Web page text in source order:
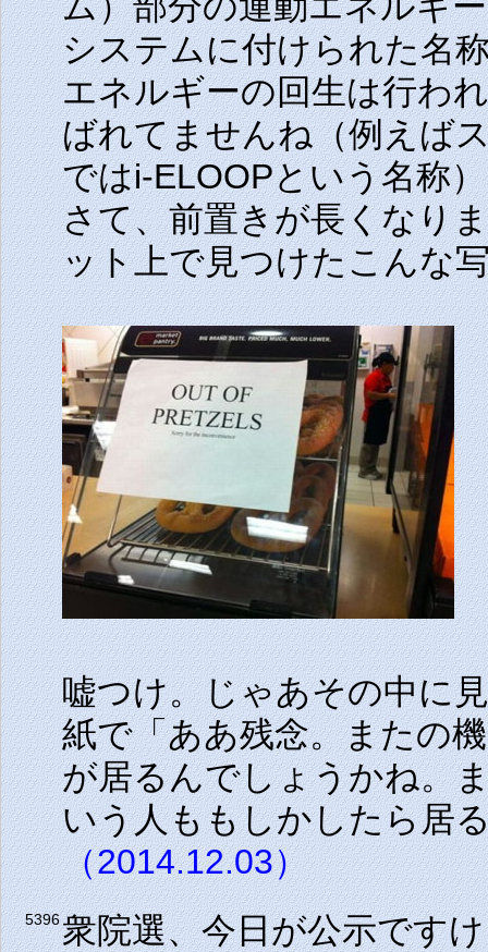
システムに付けられた名
エネルギーの回生は行わ
ばれてませんね（例えば
ではi-ELOOPという名称
さて、前置きが長くなり
ット上で見つけたこんな
嘘つけ。じゃあその中に
紙で「ああ残念。またの
が居るんでしょうかね。
いう人ももしかしたら居
（2014.12.03）
5396衆院選、今日が公示です